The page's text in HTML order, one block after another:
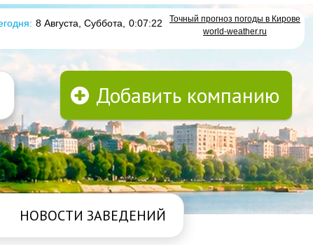
8 Августа, Суббота 0:07:22
Точный прогноз погоды в Кирове
world-weather.ru
Добавить компанию
НОВОСТИ ЗАВЕДЕНИЙ